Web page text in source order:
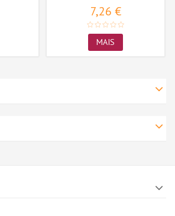
7,26 €
MAIS